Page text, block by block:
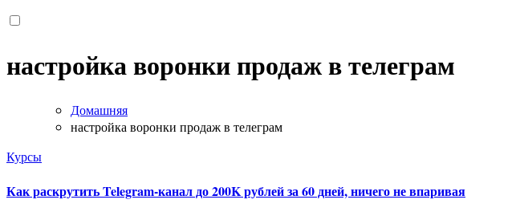
настройка воронки продаж в телеграм
Домашняя
настройка воронки продаж в телеграм
Курсы
Как раскрутить Telegram-канал до 200K рублей за 60 дней, ничего не впаривая